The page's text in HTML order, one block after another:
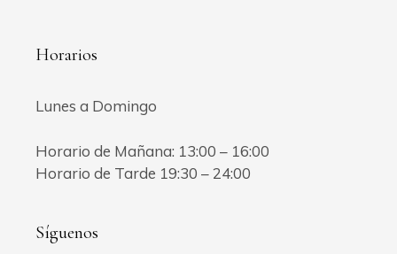
Horarios
Lunes a Domingo
Horario de Mañana: 13:00 – 16:00
Horario de Tarde 19:30 – 24:00
Síguenos